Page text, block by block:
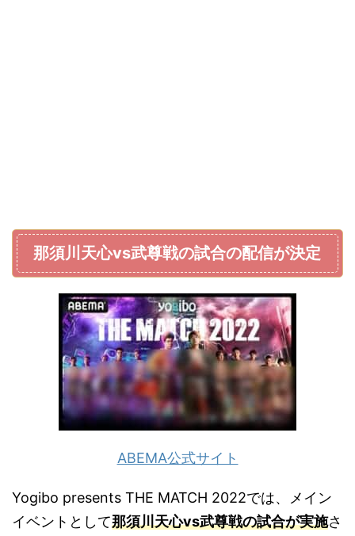
那須川天心vs武尊戦の試合の配信が決定
ABEMA公式サイト
Yogibo presents THE MATCH 2022では、メイン
イベントとして那須川天心vs武尊戦の試合が実施さ